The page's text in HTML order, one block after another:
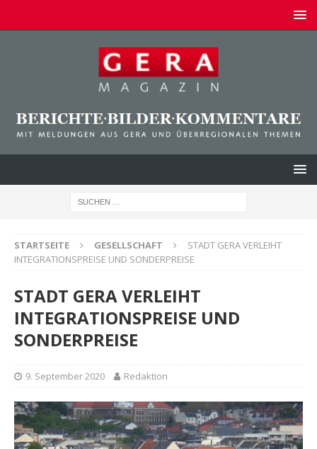
STARTSEITE GESELLSCHAFT
STADT GERA VERLEIHT
INTEGRATIONSPREISE UND SONDERPREISE
STADT GERA VERLEIHT
INTEGRATIONSPREISE UND
SONDERPREISE
9. September 2020 Redaktion